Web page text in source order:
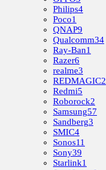
Philips4
Poco1
QNAP9
Qualcomm34
Ray-Ban1
Razer6
realme3
REDMAGIC2
Redmi5
Roborock2
Samsung57
Sandberg3
SMIC4
Sonos11
Sony39
Starlink1